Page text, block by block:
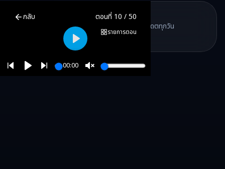
กลับ ตอนที่ 10 /50
รายการตอน
00:00
Play
พากย์ไทย ซับไทย ดูฟรีออนไลน์ —คว
RA15 เป็นเว็บไซต์ดูซีรี่ส์จีนออนไลน์ฟรี ที่รวบรวมหนังจีน ละครจีน มิ
RA15 Drama
RA15 Drama
รวมซีรี่ส์จีน ละครสั้น หนังแนวตั้ง พากย์ไทย อัปเดตทุกวัน
RA15 Drama